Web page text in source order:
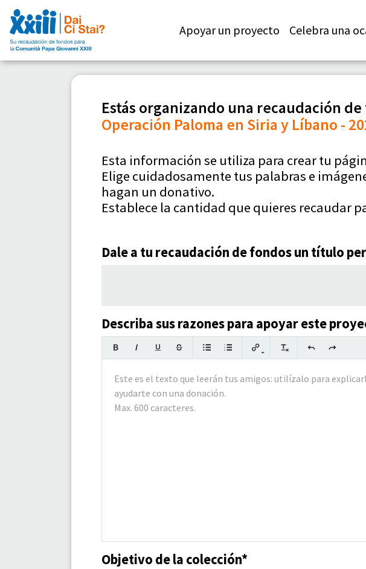
Apoyar un proyecto Celebra una
Estás organizando una recaudación
Operación Paloma en Siria y Líbano -
Esta información se utiliza para crear tu
Elige cuidadosamente tus palabras e
hagan un donativo.
Establece la cantidad que quieres recaudar
Dale a tu recaudación de fondos un título
Describa sus razones para apoyar este
Objetivo de la colección*